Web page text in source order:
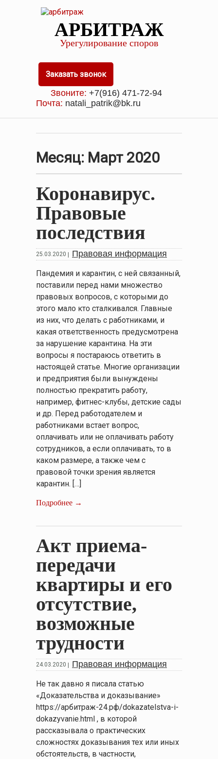
АРБИТРАЖ
Урегулирование споров
Заказать звонок
Звоните: +7(916) 471-72-94
Почта: natali_patrik@bk.ru
Месяц: Март 2020
Коронавирус.
Правовые
последствия
25.03.2020 Правовая информация
Пандемия и карантин, с ней связанный,
поставили перед нами множество
правовых вопросов, с которыми до
этого мало кто сталкивался. Главные
из них, что делать с работниками, и
какая ответственность предусмотрена
за нарушение карантина. На эти
вопросы я постараюсь ответить в
настоящей статье. Многие организации
и предприятия были вынуждены
полностью прекратить работу,
например, фитнес-клубы, детские сады
и др. Перед работодателем и
работниками встает вопрос,
оплачивать или не оплачивать работу
сотрудников, а если оплачивать, то в
каком размере, а также чем с
правовой точки зрения является
карантин. […]
Подробнее →
Акт приема-
передачи
квартиры и его
отсутствие,
возможные
трудности
24.03.2020 Правовая информация
Не так давно я писала статью
«Доказательства и доказывание»
https://арбитраж-24.рф/dokazatelstva-i-
dokazyvanie.html , в которой
рассказывала о практических
сложностях доказывания тех или иных
обстоятельств, в частности,